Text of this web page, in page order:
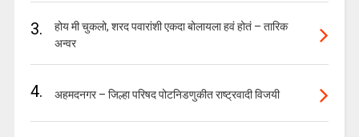
3.
होय मी चुकलो, शरद पवारांशी एकदा बोलायला हवं होतं – तारिक
अन्वर
4. अहमदनगर – जिल्हा परिषद पोटनिडणुकीत राष्ट्रवादी विजयी